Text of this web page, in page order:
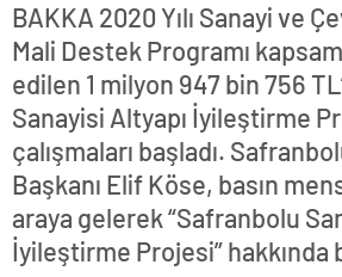
BAKKA 2020 Yılı Sanayi ve
Mali Destek Programı
edilen 1 milyon 947 bin 756
Sanayisi Altyapı İyileştirme
çalışmaları başladı.
Başkanı Elif Köse, basın
araya gelerek “Safranbolu
İyileştirme Projesi” hakkında